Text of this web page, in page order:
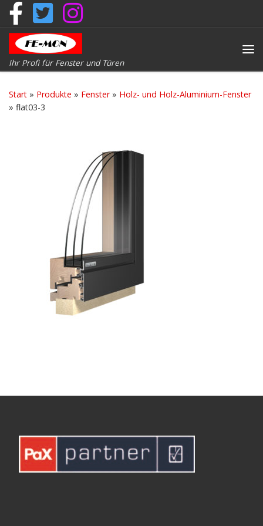
Zum Inhalt springen
Ihr Profi für Fenster und Türen
Start » Produkte » Fenster » Holz- und Holz-Aluminium-Fenster
» flat03-3